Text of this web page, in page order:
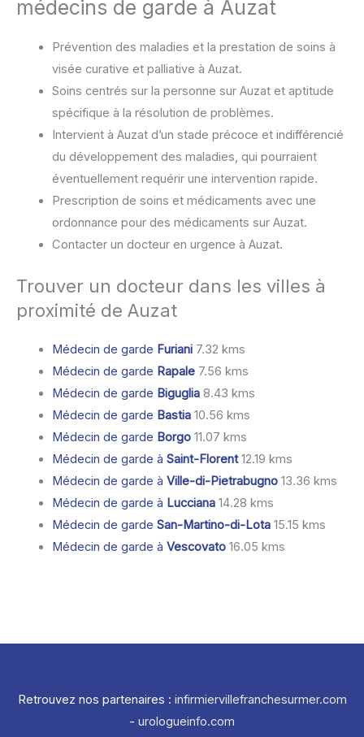
médecins de garde à Auzat
Prévention des maladies et la prestation de soins à
visée curative et palliative à Auzat.
Soins centrés sur la personne sur Auzat et aptitude
spécifique à la résolution de problèmes.
Intervient à Auzat d’un stade précoce et indifférencié
du développement des maladies, qui pourraient
éventuellement requérir une intervention rapide.
Prescription de soins et médicaments avec une
ordonnance pour des médicaments sur Auzat.
Contacter un docteur en urgence à Auzat.
Trouver un docteur dans les villes à
proximité de Auzat
Médecin de garde Furiani7.32 kms
Médecin de garde Rapale7.56 kms
Médecin de garde Biguglia8.43 kms
Médecin de garde Bastia10.56 kms
Médecin de garde Borgo11.07 kms
Médecin de garde à Saint-Florent12.19 kms
Médecin de garde à Ville-di-Pietrabugno13.36 kms
Médecin de garde à Lucciana14.28 kms
Médecin de garde San-Martino-di-Lota15.15 kms
Médecin de garde à Vescovato16.05 kms
Retrouvez nos partenaires : infirmiervillefranchesurmer.com
- urologueinfo.com